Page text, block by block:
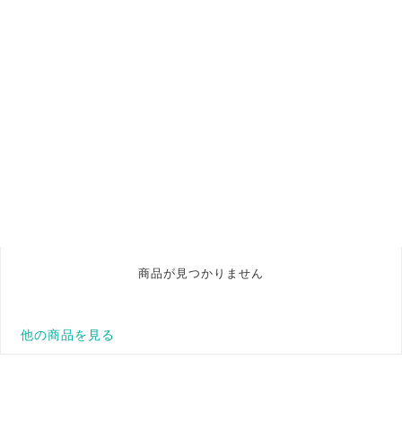
商品が見つかりません
他の商品を見る